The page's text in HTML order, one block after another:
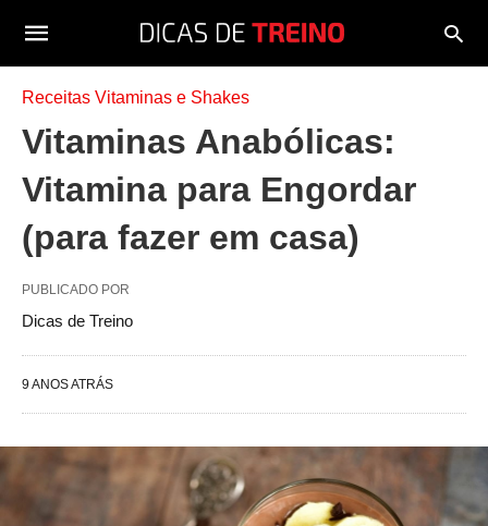
Receitas Vitaminas e Shakes
Vitaminas Anabólicas:
Vitamina para Engordar
(para fazer em casa)
PUBLICADO POR
Dicas de Treino
9 ANOS ATRÁS